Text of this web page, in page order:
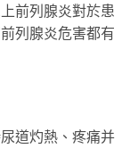
前列腺炎對於患
列腺炎危害都有
道灼熱、疼痛并